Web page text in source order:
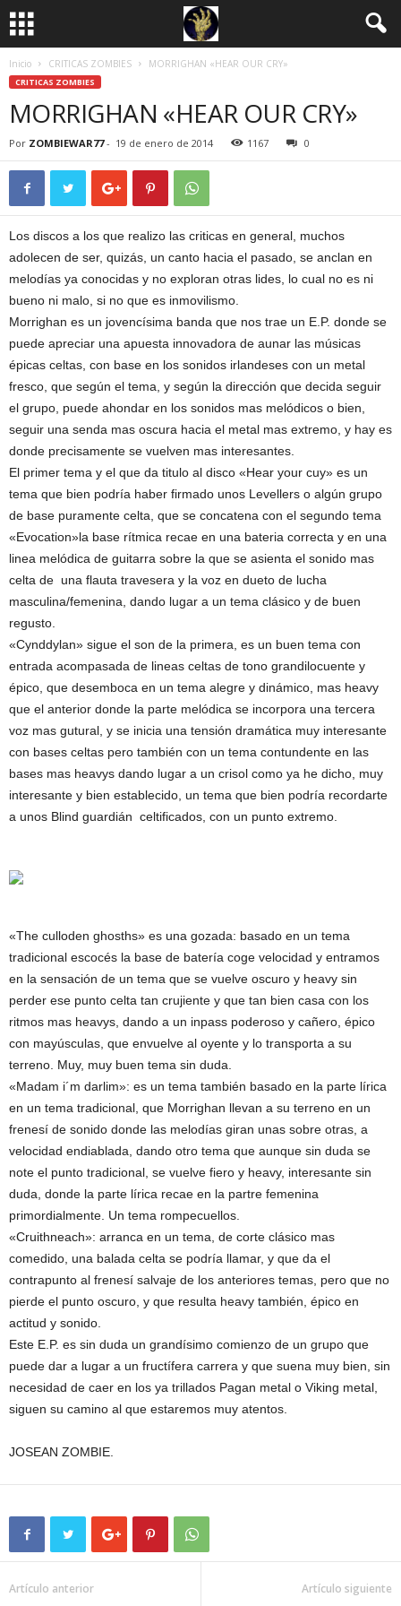
Inicio CRITICAS ZOMBIES MORRIGHAN «HEAR OUR CRY»
CRITICAS ZOMBIES
MORRIGHAN «HEAR OUR CRY»
Por ZOMBIEWAR77- 19 de enero de 2014 1167 0
Los discos a los que realizo las criticas en general, muchos
adolecen de ser, quizás, un canto hacia el pasado, se anclan en
melodías ya conocidas y no exploran otras lides, lo cual no es ni
bueno ni malo, si no que es inmovilismo.
Morrighan es un jovencísima banda que nos trae un E.P. donde se
puede apreciar una apuesta innovadora de aunar las músicas
épicas celtas, con base en los sonidos irlandeses con un metal
fresco, que según el tema, y según la dirección que decida seguir
el grupo, puede ahondar en los sonidos mas melódicos o bien,
seguir una senda mas oscura hacia el metal mas extremo, y hay es
donde precisamente se vuelven mas interesantes.
El primer tema y el que da titulo al disco «Hear your cuy» es un
tema que bien podría haber firmado unos Levellers o algún grupo
de base puramente celta, que se concatena con el segundo tema
«Evocation»la base rítmica recae en una bateria correcta y en una
linea melódica de guitarra sobre la que se asienta el sonido mas
celta de una flauta travesera y la voz en dueto de lucha
masculina/femenina, dando lugar a un tema clásico y de buen
regusto.
«Cynddylan» sigue el son de la primera, es un buen tema con
entrada acompasada de lineas celtas de tono grandilocuente y
épico, que desemboca en un tema alegre y dinámico, mas heavy
que el anterior donde la parte melódica se incorpora una tercera
voz mas gutural, y se inicia una tensión dramática muy interesante
con bases celtas pero también con un tema contundente en las
bases mas heavys dando lugar a un crisol como ya he dicho, muy
interesante y bien establecido, un tema que bien podría recordarte
a unos Blind guardián celtificados, con un punto extremo.
«The culloden ghosths» es una gozada: basado en un tema
tradicional escocés la base de batería coge velocidad y entramos
en la sensación de un tema que se vuelve oscuro y heavy sin
perder ese punto celta tan crujiente y que tan bien casa con los
ritmos mas heavys, dando a un inpass poderoso y cañero, épico
con mayúsculas, que envuelve al oyente y lo transporta a su
terreno. Muy, muy buen tema sin duda.
«Madam i´m darlim»: es un tema también basado en la parte lírica
en un tema tradicional, que Morrighan llevan a su terreno en un
frenesí de sonido donde las melodías giran unas sobre otras, a
velocidad endiablada, dando otro tema que aunque sin duda se
note el punto tradicional, se vuelve fiero y heavy, interesante sin
duda, donde la parte lírica recae en la partre femenina
primordialmente. Un tema rompecuellos.
«Cruithneach»: arranca en un tema, de corte clásico mas
comedido, una balada celta se podría llamar, y que da el
contrapunto al frenesí salvaje de los anteriores temas, pero que no
pierde el punto oscuro, y que resulta heavy también, épico en
actitud y sonido.
Este E.P. es sin duda un grandísimo comienzo de un grupo que
puede dar a lugar a un fructífera carrera y que suena muy bien, sin
necesidad de caer en los ya trillados Pagan metal o Viking metal,
siguen su camino al que estaremos muy atentos.
JOSEAN ZOMBIE.
Artículo anterior Artículo siguiente